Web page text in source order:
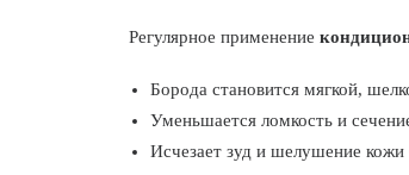
Регулярное применение
Борода становится мягкой,
Уменьшается ломкость и
Исчезает зуд и шелушение